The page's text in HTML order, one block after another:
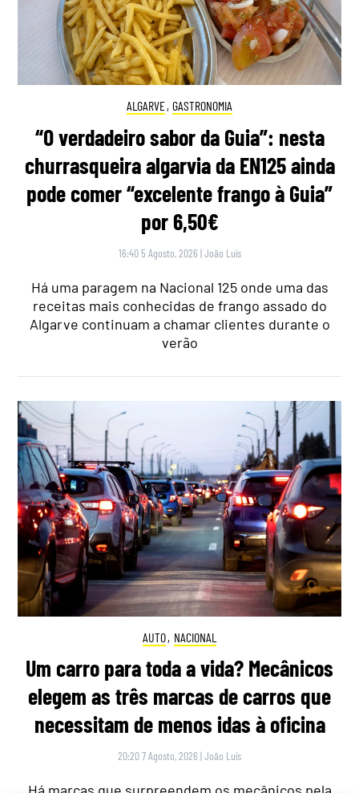
ALGARVE, GASTRONOMIA
“O verdadeiro sabor da Guia”: nesta
churrasqueira algarvia da EN125 ainda
pode comer “excelente frango à Guia”
por 6,50€
16:40 5 Agosto, 2026 |João Luís
Há uma paragem na Nacional 125 onde uma das
receitas mais conhecidas de frango assado do
Algarve continuam a chamar clientes durante o
verão
AUTO, NACIONAL
Um carro para toda a vida? Mecânicos
elegem as três marcas de carros que
necessitam de menos idas à oficina
20:20 7 Agosto, 2026 |João Luís